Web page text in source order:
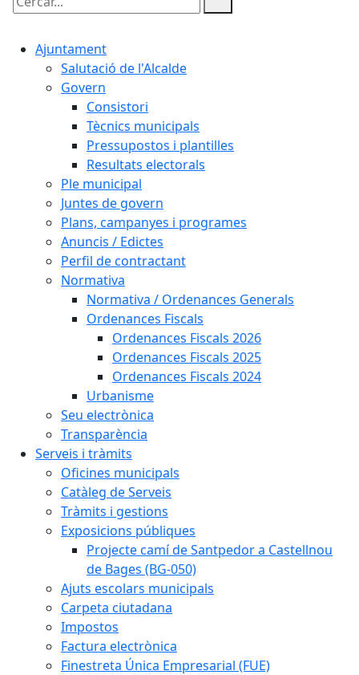
Cercar:
Ajuntament
Salutació de l'Alcalde
Govern
Consistori
Tècnics municipals
Pressupostos i plantilles
Resultats electorals
Ple municipal
Juntes de govern
Plans, campanyes i programes
Anuncis / Edictes
Perfil de contractant
Normativa
Normativa / Ordenances Generals
Ordenances Fiscals
Ordenances Fiscals 2026
Ordenances Fiscals 2025
Ordenances Fiscals 2024
Urbanisme
Seu electrònica
Transparència
Serveis i tràmits
Oficines municipals
Catàleg de Serveis
Tràmits i gestions
Exposicions públiques
Projecte camí de Santpedor a Castellnou
de Bages (BG-050)
Ajuts escolars municipals
Carpeta ciutadana
Impostos
Factura electrònica
Finestreta Única Empresarial (FUE)